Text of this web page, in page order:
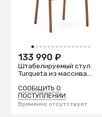
1 2 3 4 5 6 7 8 9 101112131415
133 990 ₽
Штабелируемый стул
Turqueta из массива
СООБЩИТЬ О
ПОСТУПЛЕНИИ
Временно отсутствует